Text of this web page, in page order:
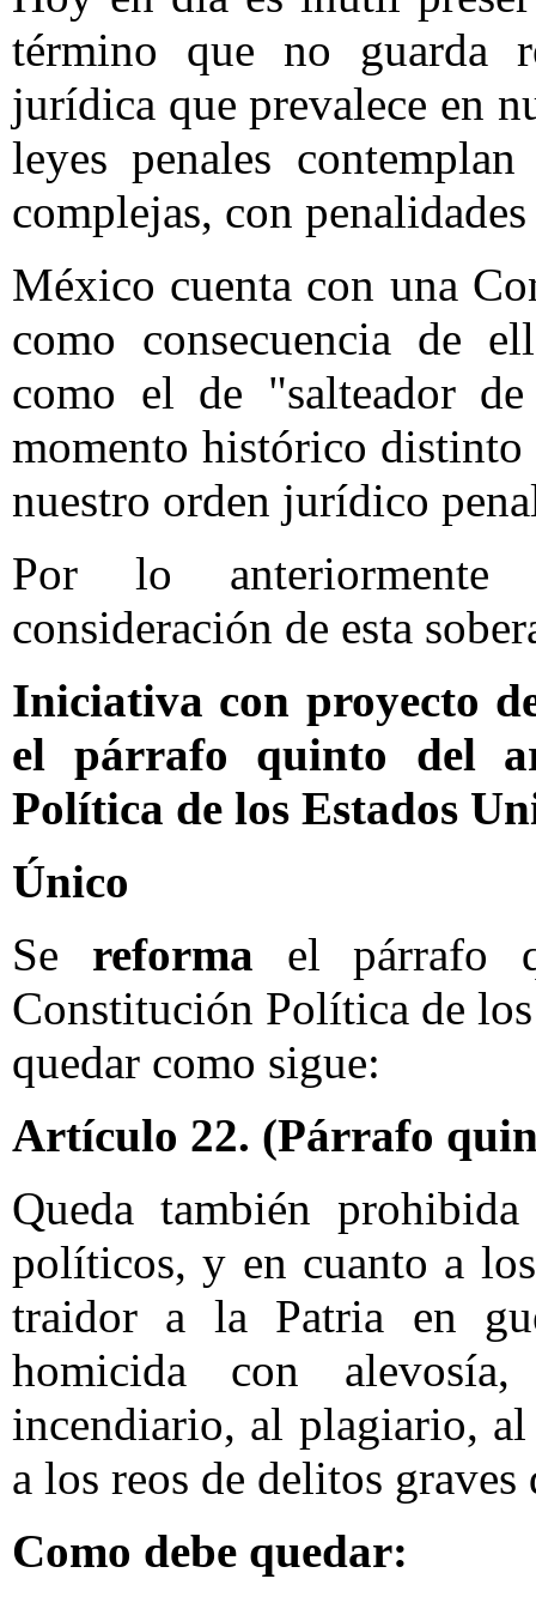
término que no guarda
jurídica que prevalece en
leyes penales
complejas, con
México cuenta con una
como consecuencia de
como el de "salteador
momento histórico
nuestro orden jurídico
Por lo anteriormente
consideración de esta
Iniciativa con proyecto
el párrafo quinto del
Política de los Estados
Único
Se reforma el párrafo
Constitución Política de
quedar como sigue:
Artículo 22. (Párrafo
Queda también
políticos, y en cuanto a
traidor a la Patria en
homicida con
incendiario, al plagiario,
a los reos de delitos
Como debe quedar: